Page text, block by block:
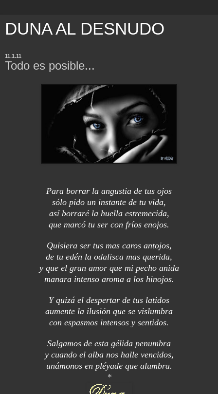
DUNA AL DESNUDO
11.1.11
Todo es posible...
Para borrar la angustia de tus ojos
sólo pido un instante de tu vida,
así borraré la huella estremecida,
que marcó tu ser con fríos enojos.
Quisiera ser tus mas caros antojos,
de tu edén la odalisca mas querida,
y que el gran amor que mi pecho anida
manara intenso aroma a los hinojos.
Y quizá el despertar de tus latidos
aumente la ilusión que se vislumbra
con espasmos intensos y sentidos.
Salgamos de esta gélida penumbra
y cuando el alba nos halle vencidos,
unámonos en pléyade que alumbra.
*